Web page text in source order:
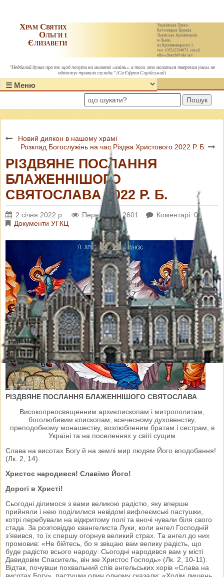
Українська Греко-
Католицька Церква.
Львівська Архиєпархія,
м.Львів,
пл.Кропивницького 1,
тел. (032)2334073, email:
olha-church@ukr.net
Храм Святих
Ольги і
Єлизавети
"Недбалий думає про те, щоб почути на молитві «амінь», а того, хто молиться тверезим умом, не
обтяжує тривала служба." (Св.Єфрем Сирійський)
Пошук
Новий диякон в нашому храмі
Розклад Богослужінь на час Різдва Христового 2022 Р. Б.
РІЗДВЯНЕ ПОСЛАННЯ
БЛАЖЕННІШОГО
СВЯТОСЛАВА 2022 Р. Б.
2 січня 2022 р. Переглядів: 2601
Коментарі: 0
Документи УГКЦ
РІЗДВЯНЕ ПОСЛАННЯ БЛАЖЕННІШОГО СВЯТОСЛАВА
Високопреосвященним архиєпископам і митрополитам,
боголюбивим єпископам, всечесному духовенству,
преподобному монашеству, возлюбленим братам і сестрам, в
Україні та на поселеннях у світі сущим
Слава на висотах Богу й на землі мир людям Його вподобання!
(Лк. 2, 14).
Христос народився! Славімо Його!
Дорогі в Христі!
Сьогодні ділимося з вами великою радістю, яку вперше
прийняли і нею поділилися невідомі вифлеємські пастушки,
котрі перебували на відкритому полі та вночі чували біля свого
стада. За розповіддю євангелиста Луки, коли ангел Господній
з’явився, то їх спершу огорнув великий страх. Та ангел до них
промовив: «Не бійтесь, бо я звіщаю вам велику радість, що
буде радістю всього народу: Сьогодні народився вам у місті
Давидовім Спаситель, він же Христос Господь» (Лк. 2, 10-11).
Відтак, почувши похвальний спів ангельських хорів «Слава на